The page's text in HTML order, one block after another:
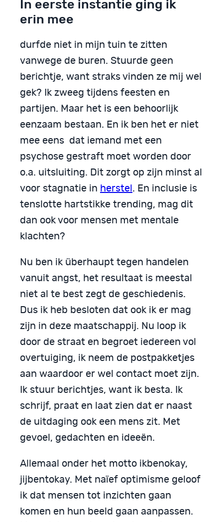
In eerste instantie ging ik
erin mee
durfde niet in mijn tuin te zitten
vanwege de buren. Stuurde geen
berichtje, want straks vinden ze mij wel
gek? Ik zweeg tijdens feesten en
partijen. Maar het is een behoorlijk
eenzaam bestaan. En ik ben het er niet
mee eens dat iemand met een
psychose gestraft moet worden door
o.a. uitsluiting. Dit zorgt op zijn minst al
voor stagnatie in herstel . En inclusie is
tenslotte hartstikke trending, mag dit
dan ook voor mensen met mentale
klachten?
Nu ben ik überhaupt tegen handelen
vanuit angst, het resultaat is meestal
niet al te best zegt de geschiedenis.
Dus ik heb besloten dat ook ik er mag
zijn in deze maatschappij. Nu loop ik
door de straat en begroet iedereen vol
overtuiging, ik neem de postpakketjes
aan waardoor er wel contact moet zijn.
Ik stuur berichtjes, want ik besta. Ik
schrijf, praat en laat zien dat er naast
de uitdaging ook een mens zit. Met
gevoel, gedachten en ideeën.
Allemaal onder het motto ikbenokay,
jijbentokay. Met naïef optimisme geloof
ik dat mensen tot inzichten gaan
komen en hun beeld gaan aanpassen.